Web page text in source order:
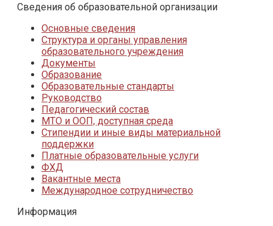
Сведения об образовательной организации
Основные сведения
Структура и органы управления
образовательного учреждения
Документы
Образование
Образовательные стандарты
Руководство
Педагогический состав
МТО и ООП, доступная среда
Стипендии и иные виды материальной
поддержки
Платные образовательные услуги
ФХД
Вакантные места
Международное сотрудничество
Информация